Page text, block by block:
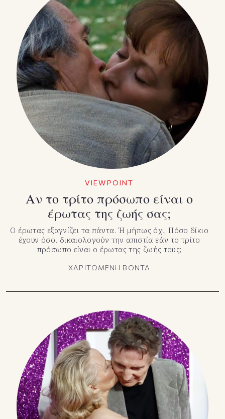
VIEWPOINT
Αν το τρίτο πρόσωπο είναι ο
έρωτας της ζωής σας;
Ο έρωτας εξαγνίζει τα πάντα. Ή μήπως όχι; Πόσο δίκιο
έχουν όσοι δικαιολογούν την απιστία εάν το τρίτο
πρόσωπο είναι ο έρωτας της ζωής τους;
ΧΑΡΙΤΩΜΕΝΗ ΒΟΝΤΑ